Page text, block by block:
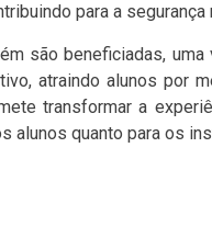
para a segurança
são beneficiadas,
atraindo alunos por
transformar a
alunos quanto para os